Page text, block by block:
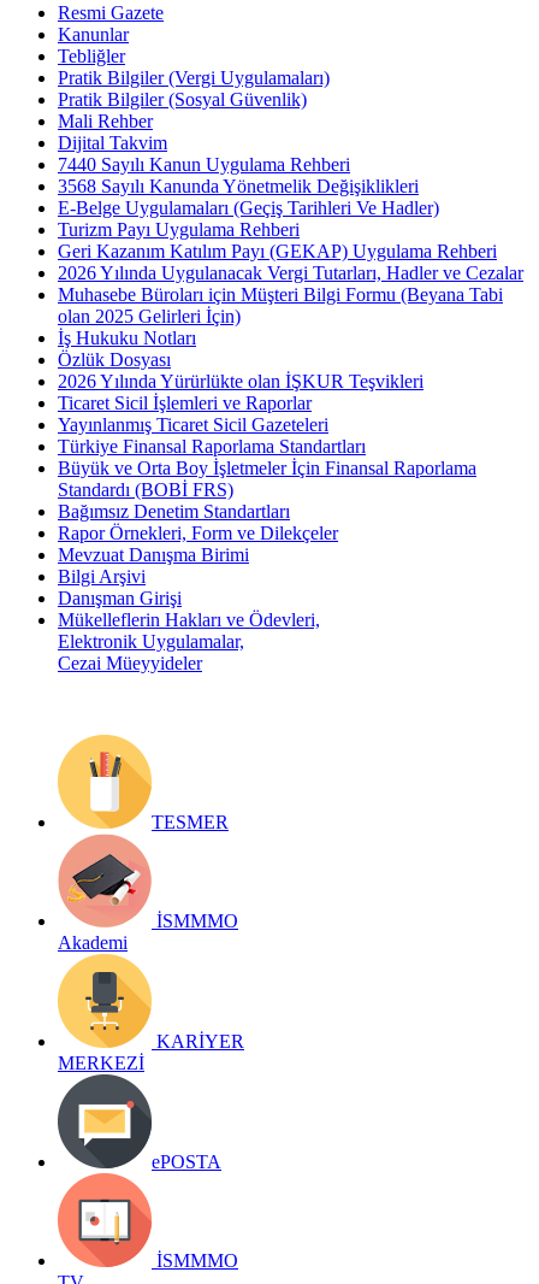
Resmi Gazete
Kanunlar
Tebliğler
Pratik Bilgiler (Vergi Uygulamaları)
Pratik Bilgiler (Sosyal Güvenlik)
Mali Rehber
Dijital Takvim
7440 Sayılı Kanun Uygulama Rehberi
3568 Sayılı Kanunda Yönetmelik Değişiklikleri
E-Belge Uygulamaları (Geçiş Tarihleri Ve Hadler)
Turizm Payı Uygulama Rehberi
Geri Kazanım Katılım Payı (GEKAP) Uygulama Rehberi
2026 Yılında Uygulanacak Vergi Tutarları, Hadler ve Cezalar
Muhasebe Büroları için Müşteri Bilgi Formu (Beyana Tabi
olan 2025 Gelirleri İçin)
İş Hukuku Notları
Özlük Dosyası
2026 Yılında Yürürlükte olan İŞKUR Teşvikleri
Ticaret Sicil İşlemleri ve Raporlar
Yayınlanmış Ticaret Sicil Gazeteleri
Türkiye Finansal Raporlama Standartları
Büyük ve Orta Boy İşletmeler İçin Finansal Raporlama
Standardı (BOBİ FRS)
Bağımsız Denetim Standartları
Rapor Örnekleri, Form ve Dilekçeler
Mevzuat Danışma Birimi
Bilgi Arşivi
Danışman Girişi
Mükelleflerin Hakları ve Ödevleri,
Elektronik Uygulamalar,
Cezai Müeyyideler
TESMER
İSMMMO
Akademi
KARİYER
MERKEZİ
ePOSTA
İSMMMO